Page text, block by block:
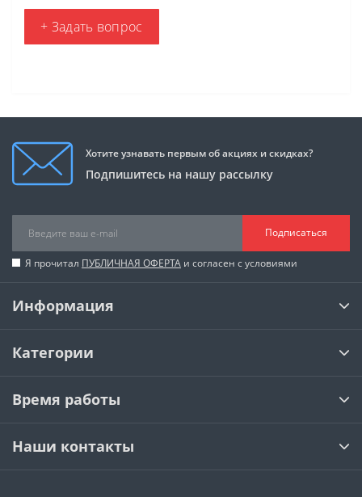
+ Задать вопрос
Хотите узнавать первым об акциях и скидках?
Подпишитесь на нашу рассылку
Подписаться
Я прочитал ПУБЛИЧНАЯ ОФЕРТА и согласен с условиями
Информация
Категории
Время работы
Наши контакты